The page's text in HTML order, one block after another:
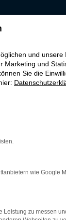
Der Vorteil
Effizienz
Fragen Rede
und unsere
und
Sie die
wie Google
zu messen